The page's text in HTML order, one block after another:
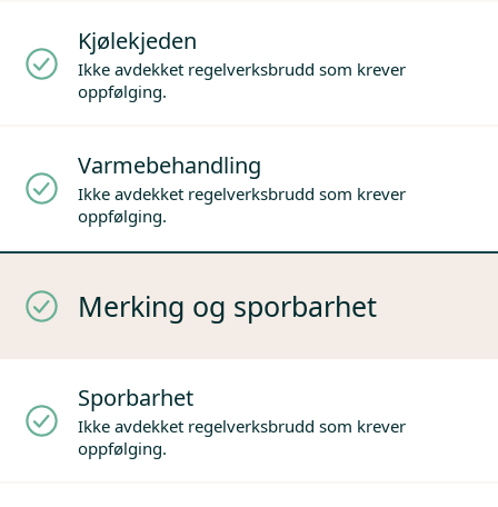
Kjølekjeden
Ikke avdekket regelverksbrudd som krever
oppfølging.
Varmebehandling
Ikke avdekket regelverksbrudd som krever
oppfølging.
Merking og sporbarhet
Sporbarhet
Ikke avdekket regelverksbrudd som krever
oppfølging.